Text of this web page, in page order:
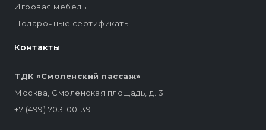
Контакты
ТДК «Смоленский пассаж»
Москва, Смоленская площадь, д. 3
+7 (499) 703-00-39
Игровая мебель
Подарочные сертификаты